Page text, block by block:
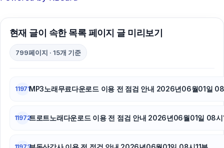
현재 글이 속한 목록 페이지 글 미리보기
799페이지 · 15개 기준
11971MP3노래무료다운로드 이용 전 점검 안내 2026년06월01일
11972트로트노래다운로드 이용 전 점검 안내 2026년06월01일 08시